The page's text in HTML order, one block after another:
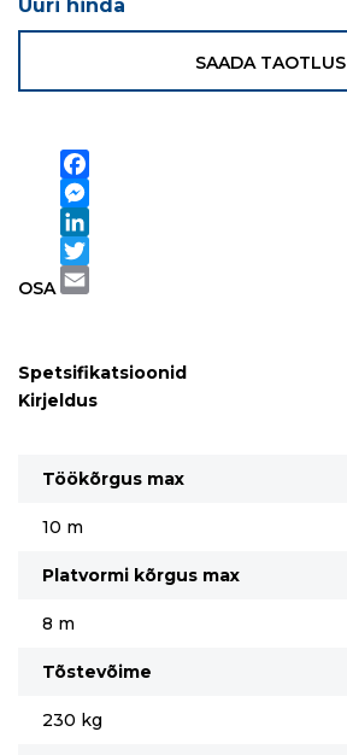
Uuri hinda
SAADA TAOTLUS
OSA
Facebook
Messenger
LinkedIn
Twitter
Email
Spetsifikatsioonid
Kirjeldus
Töökõrgus max
10 m
Platvormi kõrgus max
8 m
Tõstevõime
230 kg